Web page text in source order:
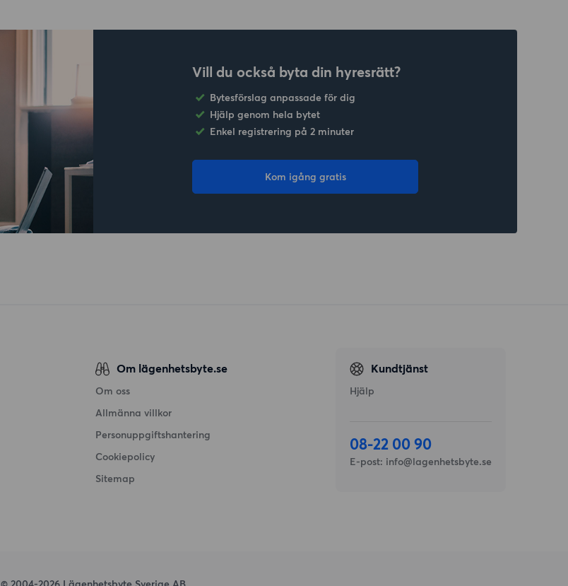
Vill du också byta din hyresrätt?
Bytesförslag anpassade för dig
Hjälp genom hela bytet
Enkel registrering på 2 minuter
Kom igång gratis
Om lägenhetsbyte.se
Om oss
Allmänna villkor
Personuppgiftshantering
Cookiepolicy
Sitemap
Kundtjänst
Hjälp
08-22 00 90
E-post: info@lagenhetsbyte.se